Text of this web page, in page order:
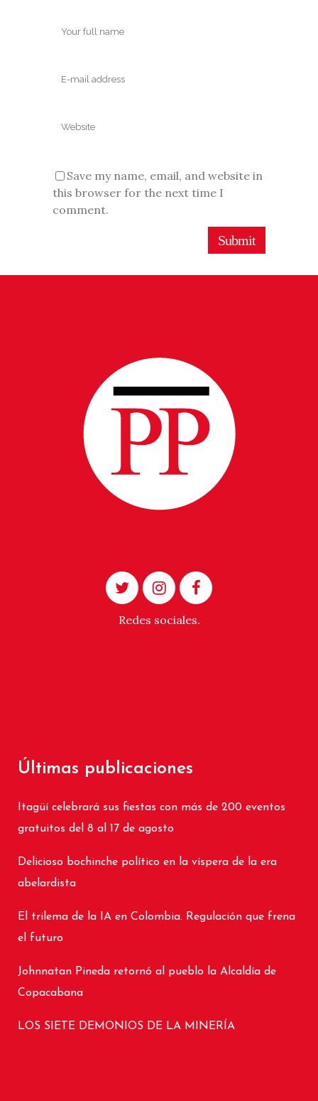
Save my name, email, and website in
this browser for the next time I
comment.
Redes sociales.
Últimas publicaciones
Itagüí celebrará sus fiestas con más de 200 eventos
gratuitos del 8 al 17 de agosto
Delicioso bochinche político en la víspera de la era
abelardista
El trilema de la IA en Colombia. Regulación que frena
el futuro
Johnnatan Pineda retornó al pueblo la Alcaldía de
Copacabana
LOS SIETE DEMONIOS DE LA MINERÍA